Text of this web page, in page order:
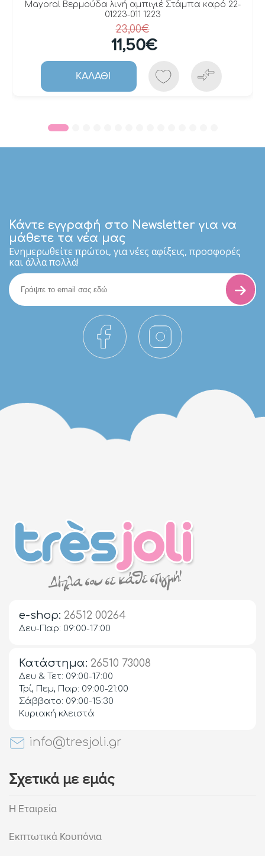
Mayoral Βερμούδα λινή αμπιγιέ Στάμπα καρό 22-
01223-011 1223
23,00€
11,50€
ΚΑΛΆΘΙ
Κάντε εγγραφή στο Newsletter για να
μάθετε τα νέα μας
Eνημερωθείτε πρώτοι, για νέες αφίξεις, προσφορές
και άλλα πολλά!
e-shop: 26512 00264
Δευ-Παρ: 09:00-17:00
Κατάστημα: 26510 73008
Δευ & Τετ: 09:00-17:00
Τρί, Πεμ, Παρ: 09:00-21:00
Σάββατο: 09:00-15:30
Κυριακή κλειστά
info@tresjoli.gr
Σχετικά με εμάς
Η Εταιρεία
Εκπτωτικά Κουπόνια